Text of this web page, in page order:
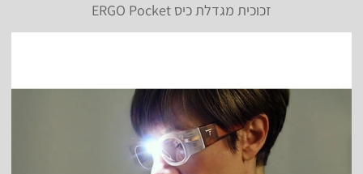
זכוכית מגדלת כיס ERGO Pocket